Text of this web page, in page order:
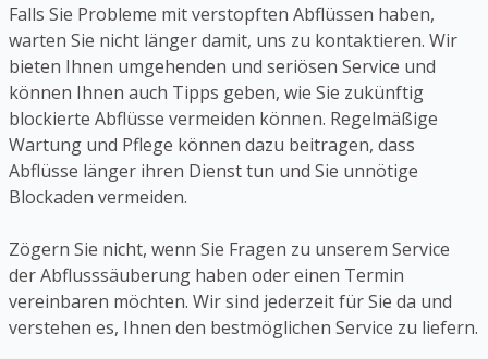
Falls Sie Probleme mit verstopften Abflüssen haben,
warten Sie nicht länger damit, uns zu kontaktieren. Wir
bieten Ihnen umgehenden und seriösen Service und
können Ihnen auch Tipps geben, wie Sie zukünftig
blockierte Abflüsse vermeiden können. Regelmäßige
Wartung und Pflege können dazu beitragen, dass
Abflüsse länger ihren Dienst tun und Sie unnötige
Blockaden vermeiden.
Zögern Sie nicht, wenn Sie Fragen zu unserem Service
der Abflusssäuberung haben oder einen Termin
vereinbaren möchten. Wir sind jederzeit für Sie da und
verstehen es, Ihnen den bestmöglichen Service zu liefern.